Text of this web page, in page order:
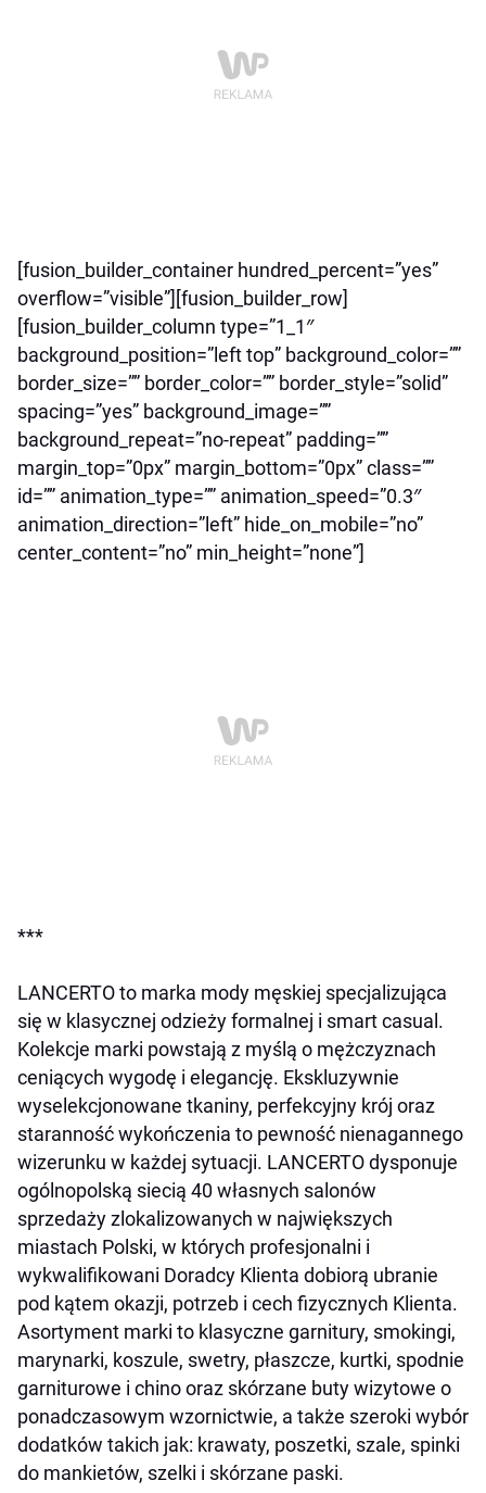
[fusion_builder_container hundred_percent=”yes”
overflow=”visible”][fusion_builder_row]
[fusion_builder_column type=”1_1″
background_position=”left top” background_color=””
border_size=”” border_color=”” border_style=”solid”
spacing=”yes” background_image=””
background_repeat=”no-repeat” padding=””
margin_top=”0px” margin_bottom=”0px” class=””
id=”” animation_type=”” animation_speed=”0.3″
animation_direction=”left” hide_on_mobile=”no”
center_content=”no” min_height=”none”]
***
LANCERTO to marka mody męskiej specjalizująca
się w klasycznej odzieży formalnej i smart casual.
Kolekcje marki powstają z myślą o mężczyznach
ceniących wygodę i elegancję. Ekskluzywnie
wyselekcjonowane tkaniny, perfekcyjny krój oraz
staranność wykończenia to pewność nienagannego
wizerunku w każdej sytuacji. LANCERTO dysponuje
ogólnopolską siecią 40 własnych salonów
sprzedaży zlokalizowanych w największych
miastach Polski, w których profesjonalni i
wykwalifikowani Doradcy Klienta dobiorą ubranie
pod kątem okazji, potrzeb i cech fizycznych Klienta.
Asortyment marki to klasyczne garnitury, smokingi,
marynarki, koszule, swetry, płaszcze, kurtki, spodnie
garniturowe i chino oraz skórzane buty wizytowe o
ponadczasowym wzornictwie, a także szeroki wybór
dodatków takich jak: krawaty, poszetki, szale, spinki
do mankietów, szelki i skórzane paski.